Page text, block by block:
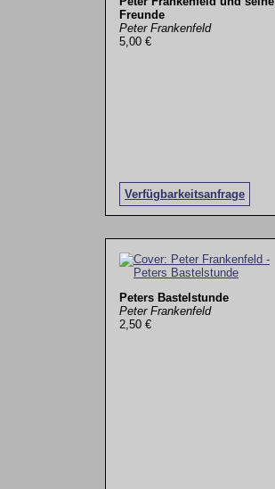
Freunde
Peter Frankenfeld
5,00 €
Verfügbarkeitsanfrage
Peters Bastelstunde
Peter Frankenfeld
2,50 €